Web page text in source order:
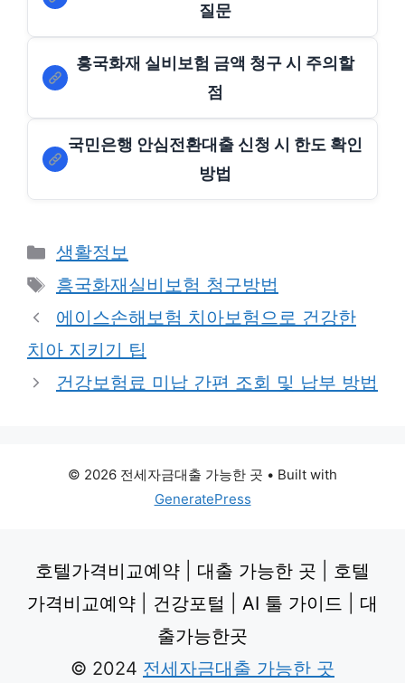
질문
흥국화재 실비보험 금액 청구 시 주의할
점
국민은행 안심전환대출 신청 시 한도 확인
방법
Categories
생활정보
Tags
흥국화재실비보험 청구방법
에이스손해보험 치아보험으로 건강한
치아 지키기 팁
건강보험료 미납 간편 조회 및 납부 방법
© 2026 전세자금대출 가능한 곳 • Built with
GeneratePress
호텔가격비교예약 대출 가능한 곳
호텔
가격비교예약
건강포털 AI 툴 가이드
대
출가능한곳
© 2024 전세자금대출 가능한 곳